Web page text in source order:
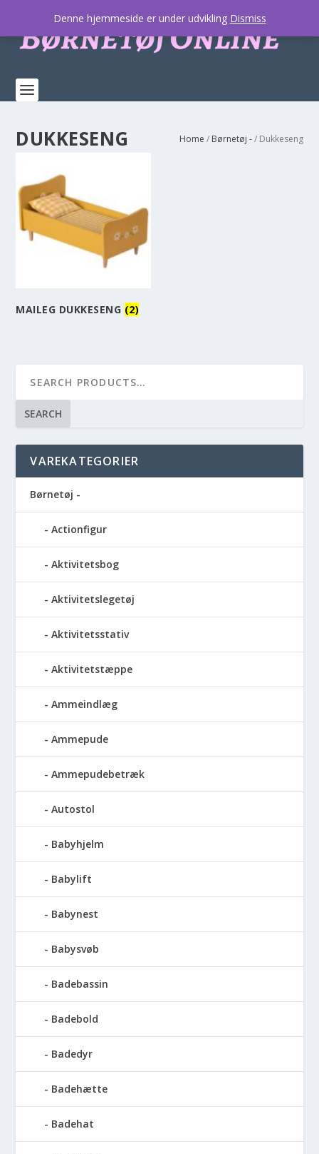
DUKKESENG Home / Børnetøj -/ Dukkeseng
MAILEG DUKKESENG (2)
SEARCH
VAREKATEGORIER
Børnetøj -
Actionfigur
Aktivitetsbog
Aktivitetslegetøj
Aktivitetsstativ
Aktivitetstæppe
Ammeindlæg
Ammepude
Ammepudebetræk
Autostol
Babyhjelm
Babylift
Babynest
Babysvøb
Badebassin
Badebold
Badedyr
Badehætte
Badehat
Denne hjemmeside er under udvikling Dismiss